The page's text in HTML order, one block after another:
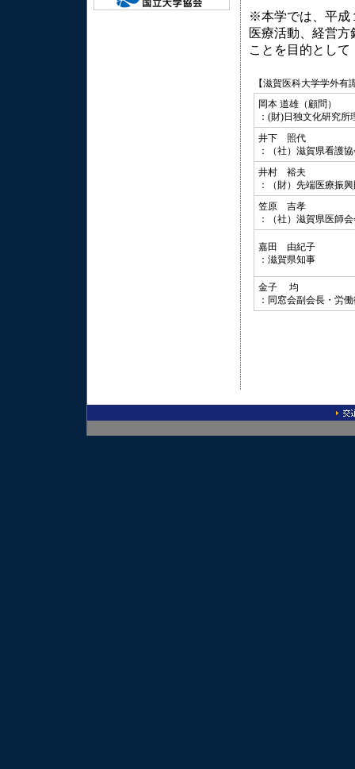
※本学では、平成
医療活動、経営
ことを目的とし
【滋賀医科大学学外
岡本 道雄（顧問）
：(財)日独文化研究所
井下 照代
：（社）滋賀県看護
井村 裕夫
：（財）先端医療振
笠原 吉孝
：（社）滋賀県医師
嘉田 由紀子
：滋賀県知事
金子 均
：同窓会副会長・労